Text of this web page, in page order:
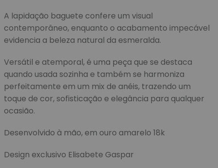
A lapidação baguete confere um visual
contemporâneo, enquanto o acabamento impecável
evidencia a beleza natural da esmeralda.
Versátil e atemporal, é uma peça que se destaca
quando usada sozinha e também se harmoniza
perfeitamente em um mix de anéis, trazendo um
toque de cor, sofisticação e elegância para qualquer
ocasião.
Desenvolvido à mão, em ouro amarelo 18k
Design exclusivo Elisabete Gaspar